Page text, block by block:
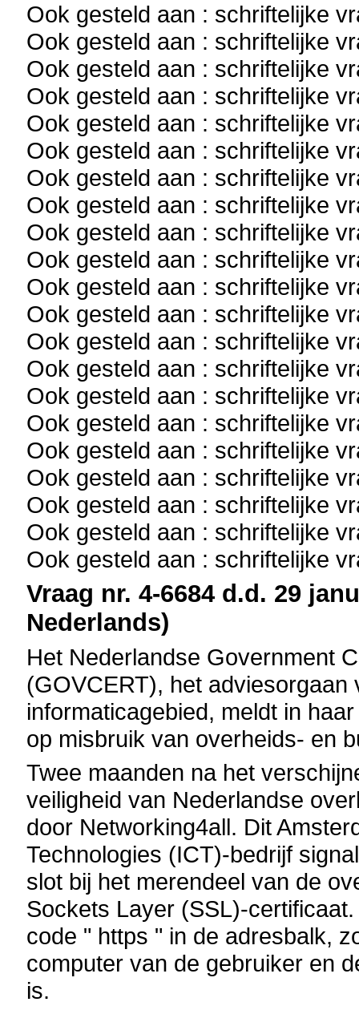
Ook gesteld aan : schriftelijke
Ook gesteld aan : schriftelijke
Ook gesteld aan : schriftelijke
Ook gesteld aan : schriftelijke
Ook gesteld aan : schriftelijke
Ook gesteld aan : schriftelijke
Ook gesteld aan : schriftelijke
Ook gesteld aan : schriftelijke
Ook gesteld aan : schriftelijke
Ook gesteld aan : schriftelijke
Ook gesteld aan : schriftelijke
Ook gesteld aan : schriftelijke
Ook gesteld aan : schriftelijke
Ook gesteld aan : schriftelijke
Ook gesteld aan : schriftelijke
Ook gesteld aan : schriftelijke
Ook gesteld aan : schriftelijke
Ook gesteld aan : schriftelijke
Ook gesteld aan : schriftelijke
Ook gesteld aan : schriftelijke
Ook gesteld aan : schriftelijke
Vraag nr. 4-6684 d.d. 29
Nederlands)
Het Nederlandse Government
(GOVCERT), het
informaticagebied, meldt in
op misbruik van overheids- en
Twee maanden na het
veiligheid van Nederlandse
door Networking4all. Dit
Technologies (ICT)-bedrijf
slot bij het merendeel van de
Sockets Layer (SSL)-
code " https " in de adresbalk,
computer van de gebruiker en
is.